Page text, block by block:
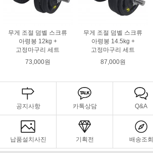
무게 조절 덤벨 스크류
아령봉 12kg +
고정마구리 세트
73,000원
무게 조절 덤벨 스크류
아령봉 14.5kg +
고정마구리 세트
87,000원
공지사항 카톡상담 Q&A
납품설치사진 기획전 배송조회